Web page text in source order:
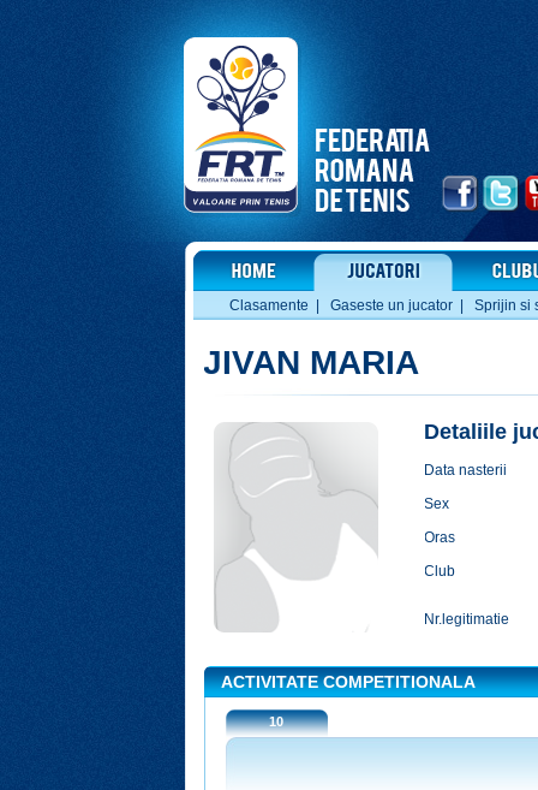
Clasamente Gaseste un jucator Sprijin si
JIVAN MARIA
Detaliile
Data nasterii
Sex
Oras
Club
Nr.legitimatie
ACTIVITATE COMPETITIONALA
10